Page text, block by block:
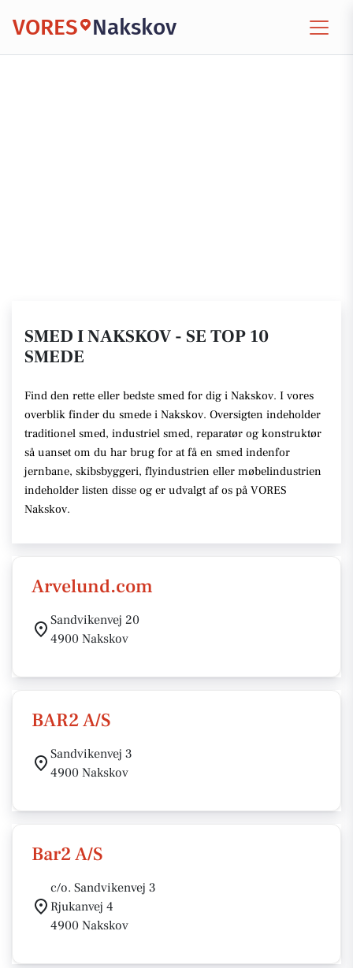
VORES Nakskov
SMED I NAKSKOV - SE TOP 10
SMEDE
Find den rette eller bedste smed for dig i Nakskov. I vores
overblik finder du smede i Nakskov. Oversigten indeholder
traditionel smed, industriel smed, reparatør og konstruktør
så uanset om du har brug for at få en smed indenfor
jernbane, skibsbyggeri, flyindustrien eller møbelindustrien
indeholder listen disse og er udvalgt af os på VORES
Nakskov.
Arvelund.com
Sandvikenvej 20
4900 Nakskov
BAR2 A/S
Sandvikenvej 3
4900 Nakskov
Bar2 A/S
c/o. Sandvikenvej 3
Rjukanvej 4
4900 Nakskov